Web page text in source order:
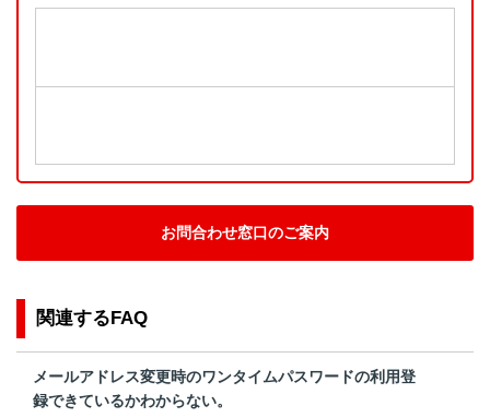
お問合わせ窓口のご案内
関連するFAQ
メールアドレス変更時のワンタイムパスワードの利用登
録できているかわからない。